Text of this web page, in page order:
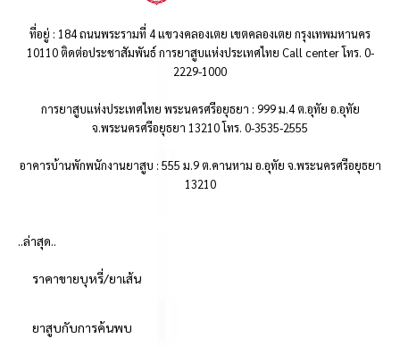
ที่อยู่ : 184 ถนนพระรามที่ 4 แขวงคลองเตย เขตคลองเตย กรุงเทพมหานคร
10110 ติดต่อประชาสัมพันธ์ การยาสูบแห่งประเทศไทย Call center โทร. 0-
2229-1000
การยาสูบแห่งประเทศไทย พระนครศรีอยุธยา : 999 ม.4 ต.อุทัย อ.อุทัย
จ.พระนครศรีอยุธยา 13210 โทร. 0-3535-2555
อาคารบ้านพักพนักงานยาสูบ : 555 ม.9 ต.คานหาม อ.อุทัย จ.พระนครศรีอยุธยา
13210
..ล่าสุด..
ราคาขายบุหรี่/ยาเส้น
ยาสูบกับการค้นพบ